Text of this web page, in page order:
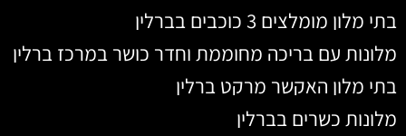
בתי מלון מומלצים 3 כוכבים בברלין
מלונות עם בריכה מחוממת וחדר כושר במרכז ברלין
בתי מלון האקשר מרקט ברלין
מלונות כשרים בברלין